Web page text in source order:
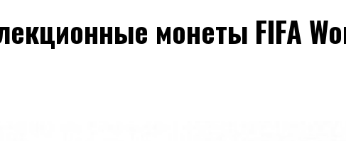
монеты FIFA